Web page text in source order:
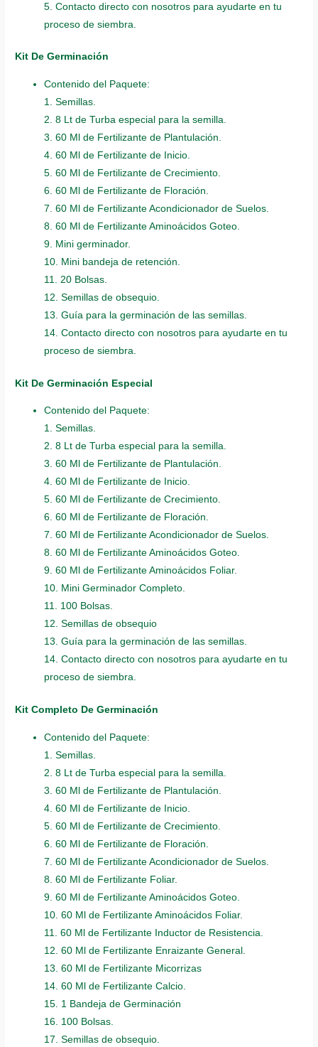
5. Contacto directo con nosotros para ayudarte en tu
proceso de siembra.
Kit De Germinación
Contenido del Paquete:
1. Semillas.
2. 8 Lt de Turba especial para la semilla.
3. 60 Ml de Fertilizante de Plantulación.
4. 60 Ml de Fertilizante de Inicio.
5. 60 Ml de Fertilizante de Crecimiento.
6. 60 Ml de Fertilizante de Floración.
7. 60 Ml de Fertilizante Acondicionador de Suelos.
8. 60 Ml de Fertilizante Aminoácidos Goteo.
9. Mini germinador.
10. Mini bandeja de retención.
11. 20 Bolsas.
12. Semillas de obsequio.
13. Guía para la germinación de las semillas.
14. Contacto directo con nosotros para ayudarte en tu
proceso de siembra.
Kit De Germinación Especial
Contenido del Paquete:
1. Semillas.
2. 8 Lt de Turba especial para la semilla.
3. 60 Ml de Fertilizante de Plantulación.
4. 60 Ml de Fertilizante de Inicio.
5. 60 Ml de Fertilizante de Crecimiento.
6. 60 Ml de Fertilizante de Floración.
7. 60 Ml de Fertilizante Acondicionador de Suelos.
8. 60 Ml de Fertilizante Aminoácidos Goteo.
9. 60 Ml de Fertilizante Aminoácidos Foliar.
10. Mini Germinador Completo.
11. 100 Bolsas.
12. Semillas de obsequio
13. Guía para la germinación de las semillas.
14. Contacto directo con nosotros para ayudarte en tu
proceso de siembra.
Kit Completo De Germinación
Contenido del Paquete:
1. Semillas.
2. 8 Lt de Turba especial para la semilla.
3. 60 Ml de Fertilizante de Plantulación.
4. 60 Ml de Fertilizante de Inicio.
5. 60 Ml de Fertilizante de Crecimiento.
6. 60 Ml de Fertilizante de Floración.
7. 60 Ml de Fertilizante Acondicionador de Suelos.
8. 60 Ml de Fertilizante Foliar.
9. 60 Ml de Fertilizante Aminoácidos Goteo.
10. 60 Ml de Fertilizante Aminoácidos Foliar.
11. 60 Ml de Fertilizante Inductor de Resistencia.
12. 60 Ml de Fertilizante Enraizante General.
13. 60 Ml de Fertilizante Micorrizas
14. 60 Ml de Fertilizante Calcio.
15. 1 Bandeja de Germinación
16. 100 Bolsas.
17. Semillas de obsequio.